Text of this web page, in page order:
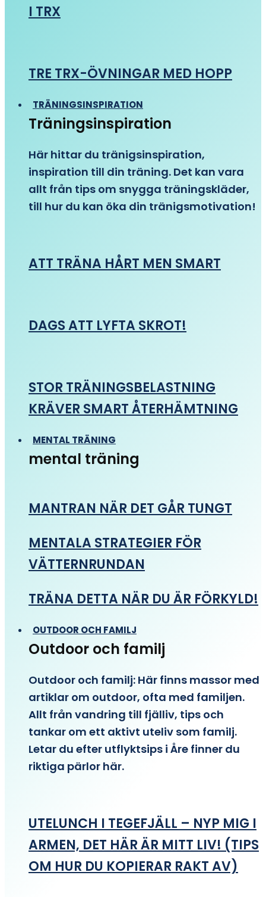
I TRX
TRE TRX-ÖVNINGAR MED HOPP
TRÄNINGSINSPIRATION
Träningsinspiration
Här hittar du tränigsinspiration,
inspiration till din träning. Det kan vara
allt från tips om snygga träningskläder,
till hur du kan öka din tränigsmotivation!
ATT TRÄNA HÅRT MEN SMART
DAGS ATT LYFTA SKROT!
STOR TRÄNINGSBELASTNING
KRÄVER SMART ÅTERHÄMTNING
MENTAL TRÄNING
mental träning
MANTRAN NÄR DET GÅR TUNGT
MENTALA STRATEGIER FÖR
VÄTTERNRUNDAN
TRÄNA DETTA NÄR DU ÄR FÖRKYLD!
OUTDOOR OCH FAMILJ
Outdoor och familj
Outdoor och familj: Här finns massor med
artiklar om outdoor, ofta med familjen.
Allt från vandring till fjälliv, tips och
tankar om ett aktivt uteliv som familj.
Letar du efter utflyktsips i Åre finner du
riktiga pärlor här.
UTELUNCH I TEGEFJÄLL – NYP MIG I
ARMEN, DET HÄR ÄR MITT LIV! (TIPS
OM HUR DU KOPIERAR RAKT AV)